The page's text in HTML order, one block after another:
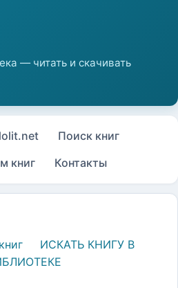
Поиск книг
книг
Контакты
ИСКАТЬ КНИГУ В